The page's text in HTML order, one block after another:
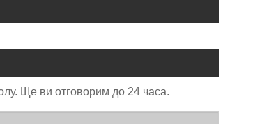
Ще ви отговорим до 24 часа.